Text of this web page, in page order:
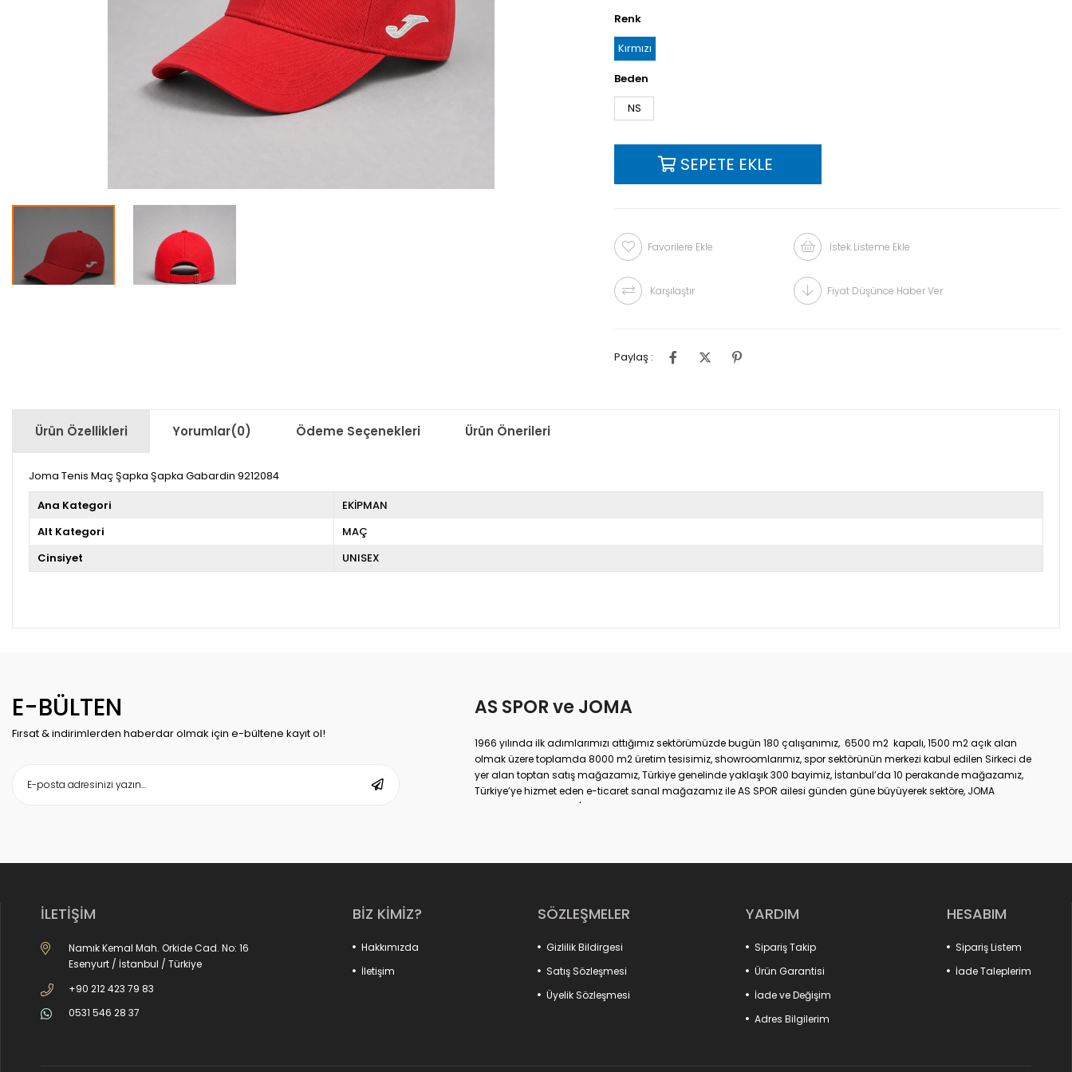
Renk
Kırmızı
Beden
NS
Favorilere Ekle İstek Listeme Ekle
Karşılaştır Fiyat Düşünce Haber Ver
Paylaş :
Ürün Özellikleri Yorumlar(0) Ödeme Seçenekleri Ürün Önerileri
Joma Tenis Maç Şapka Şapka Gabardin 9212084
Ana Kategori
EKİPMAN
Alt Kategori
MAÇ
Cinsiyet
UNISEX
E-BÜLTEN
Fırsat & indirimlerden haberdar olmak için e-bültene kayıt ol!
AS SPOR ve JOMA
1966 yılında ilk adımlarımızı attığımız sektörümüzde bugün 180 çalışanımız, 6500 m2 kapalı, 1500 m2 açık alan
olmak üzere toplamda 8000 m2 üretim tesisimiz, showroomlarımız, spor sektörünün merkezi kabul edilen Sirkeci de
yer alan toptan satış mağazamız, Türkiye genelinde yaklaşık 300 bayimiz, İstanbul’da 10 perakande mağazamız,
Türkiye’ye hizmet eden e-ticaret sanal mağazamız ile AS SPOR ailesi günden güne büyüyerek sektöre, JOMA
markası ile de Türkiye'de ülkemize hizmet etmektedir.
İLETİŞİM
Namık Kemal Mah. Orkide Cad. No: 16
Esenyurt / İstanbul / Türkiye
+90 212 423 79 83
0531 546 28 37
BİZ KİMİZ?
Hakkımızda
İletişim
SÖZLEŞMELER
Gizlilik Bildirgesi
Satış Sözleşmesi
Üyelik Sözleşmesi
YARDIM
Sipariş Takip
Ürün Garantisi
İade ve Değişim
Adres Bilgilerim
HESABIM
Sipariş Listem
İade Taleplerim